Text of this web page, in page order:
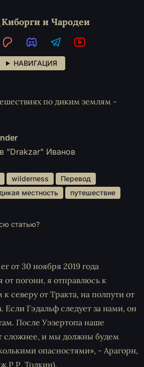
Киборги и Чародеи
НАВИГАЦИЯ
по диким землям -
"Drakzar" Иванов
wilderness
Перевод
местность путешествие
статью?
от 30 ноября 2019 года
погони, я отправлюсь к
северу от Тракта, на полпути от
Если Гэдальф следует за нами, он
После Уэзертопа наше
сложнее, и мы должны будем
опасностями», - Арагорн,
Толкин).